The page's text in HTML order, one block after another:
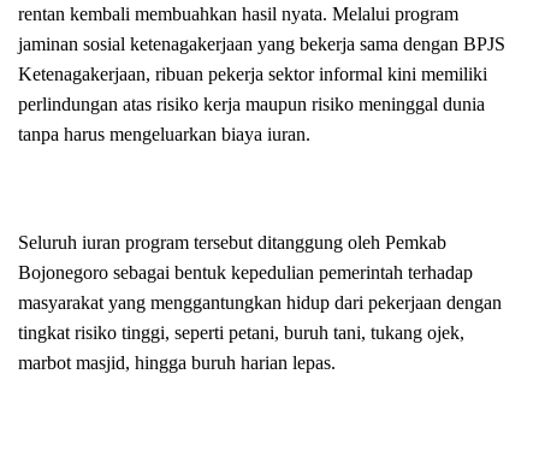
rentan kembali membuahkan hasil nyata. Melalui program
jaminan sosial ketenagakerjaan yang bekerja sama dengan BPJS
Ketenagakerjaan, ribuan pekerja sektor informal kini memiliki
perlindungan atas risiko kerja maupun risiko meninggal dunia
tanpa harus mengeluarkan biaya iuran.
Seluruh iuran program tersebut ditanggung oleh Pemkab
Bojonegoro sebagai bentuk kepedulian pemerintah terhadap
masyarakat yang menggantungkan hidup dari pekerjaan dengan
tingkat risiko tinggi, seperti petani, buruh tani, tukang ojek,
marbot masjid, hingga buruh harian lepas.